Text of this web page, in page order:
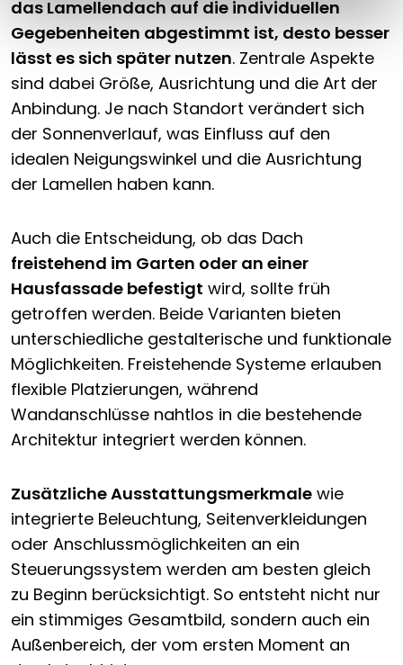
das Lamellendach auf die individuellen
Gegebenheiten abgestimmt ist, desto besser
lässt es sich später nutzen. Zentrale Aspekte
sind dabei Größe, Ausrichtung und die Art der
Anbindung. Je nach Standort verändert sich
der Sonnenverlauf, was Einfluss auf den
idealen Neigungswinkel und die Ausrichtung
der Lamellen haben kann.
Auch die Entscheidung, ob das Dach
freistehend im Garten oder an einer
Hausfassade befestigt wird, sollte früh
getroffen werden. Beide Varianten bieten
unterschiedliche gestalterische und funktionale
Möglichkeiten. Freistehende Systeme erlauben
flexible Platzierungen, während
Wandanschlüsse nahtlos in die bestehende
Architektur integriert werden können.
Zusätzliche Ausstattungsmerkmale wie
integrierte Beleuchtung, Seitenverkleidungen
oder Anschlussmöglichkeiten an ein
Steuerungssystem werden am besten gleich
zu Beginn berücksichtigt. So entsteht nicht nur
ein stimmiges Gesamtbild, sondern auch ein
Außenbereich, der vom ersten Moment an